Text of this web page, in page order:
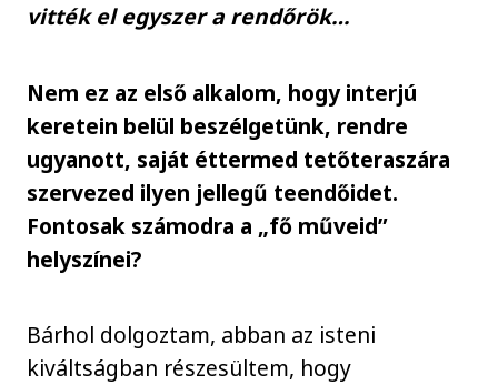
vitték el egyszer a rendőrök…
Nem ez az első alkalom, hogy interjú
keretein belül beszélgetünk, rendre
ugyanott, saját éttermed tetőteraszára
szervezed ilyen jellegű teendőidet.
Fontosak számodra a „fő műveid”
helyszínei?
Bárhol dolgoztam, abban az isteni
kiváltságban részesültem, hogy